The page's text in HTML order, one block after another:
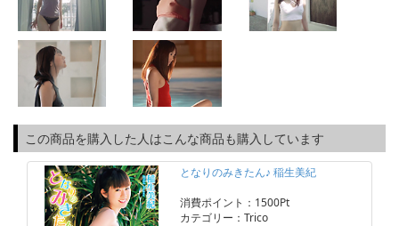
この商品を購入した人はこんな商品も購入しています
となりのみきたん♪ 稲生美紀
消費ポイント：1500Pt
カテゴリー：Trico